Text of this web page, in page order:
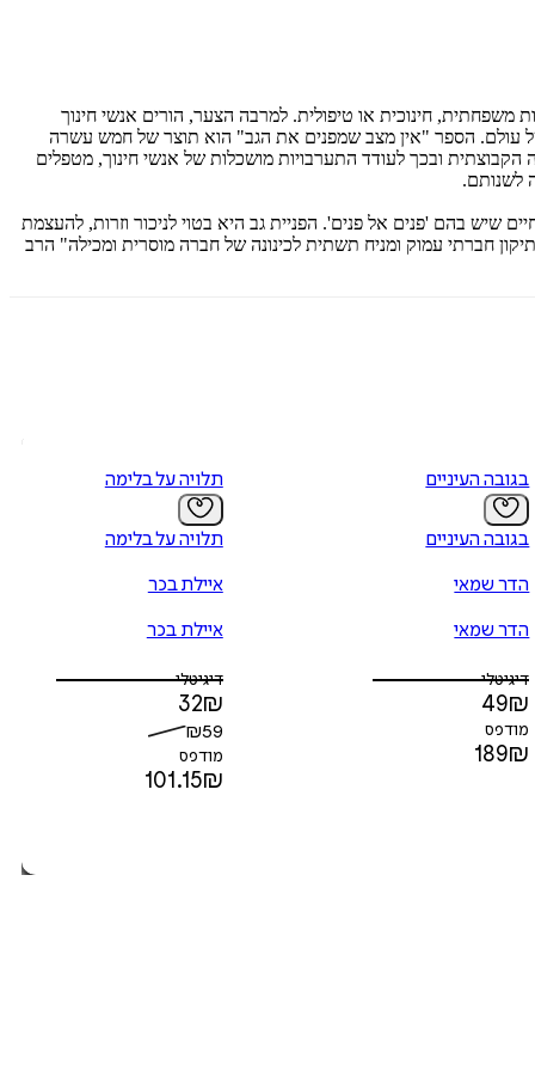
משפחתית, חינוכית או טיפולית. למרבה הצער, הורים אנשי חינוך
של עולם. הספר "אין מצב שמפנים את הגב" הוא תוצר של חמש עשרה
הקבוצתית ובכך לעודד התערבויות מושכלות של אנשי חינוך, מטפלים
לשנותם.
שיש בהם 'פנים אל פנים'. הפניית גב היא בטוי לניכור וזרות, להעצמת
חברתי עמוק ומניח תשתית לכינונה של חברה מוסרית ומכילה" הרב
בגובה העיניים
בגובה העיניים
הדר שמאי
הדר שמאי
דיגיטלי
49₪
מודפס
189₪
תלויה על בלימה
תלויה על בלימה
איילת בכר
איילת בכר
דיגיטלי
32₪
₪59
מודפס
101.15₪